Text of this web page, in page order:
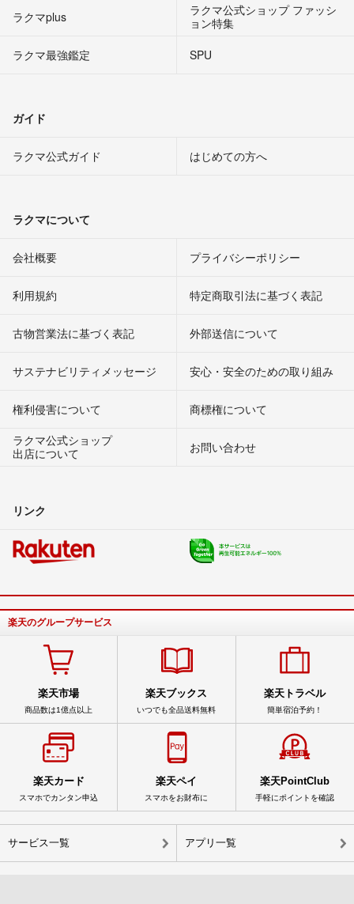
ラクマplus
ラクマ公式ショップ ファッシ
ョン特集
ラクマ最強鑑定
SPU
ガイド
ラクマ公式ガイド はじめての方へ
ラクマについて
会社概要 プライバシーポリシー
利用規約 特定商取引法に基づく表記
古物営業法に基づく表記 外部送信について
サステナビリティメッセージ 安心・安全のための取り組み
権利侵害について
商標権について
ラクマ公式ショップ
出店について
お問い合わせ
リンク
楽天のグループサービス
楽天市場
商品数は1億点以上
楽天ブックス
いつでも全品送料無料
楽天トラベル
簡単宿泊予約！
楽天カード
スマホでカンタン申込
楽天ペイ
スマホをお財布に
楽天PointClub
手軽にポイントを確認
サービス一覧 アプリ一覧